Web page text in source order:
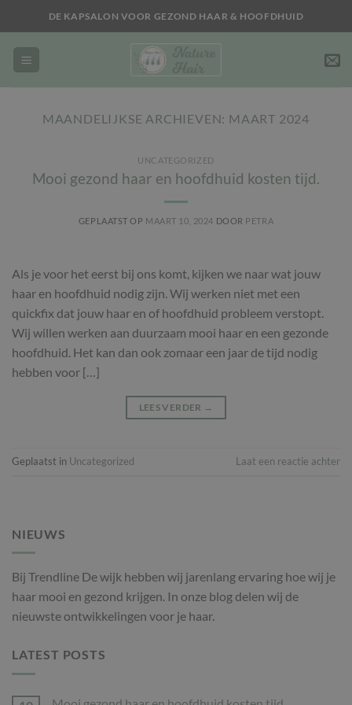
naar
inhoud
DE KAPSALON VOOR GEZOND HAAR & HOOFDHUID
MAANDELIJKSE ARCHIEVEN: MAART 2024
UNCATEGORIZED
Mooi gezond haar en hoofdhuid kosten tijd.
GEPLAATST OP MAART 10, 2024 DOOR PETRA
Als je voor het eerst bij ons komt, kijken we naar wat jouw
haar en hoofdhuid nodig zijn. Wij werken niet met een
quickfix dat jouw haar en of hoofdhuid probleem verstopt.
Wij willen werken aan duurzaam mooi haar en een gezonde
hoofdhuid. Het kan dan ook zomaar een jaar de tijd nodig
hebben voor […]
LEES VERDER →
Geplaatst in Uncategorized Laat een reactie achter
NIEUWS
Bij Trendline De wijk hebben wij jarenlang ervaring hoe wij je
haar mooi en gezond krijgen. In onze blog delen wij de
nieuwste ontwikkelingen voor je haar.
LATEST POSTS